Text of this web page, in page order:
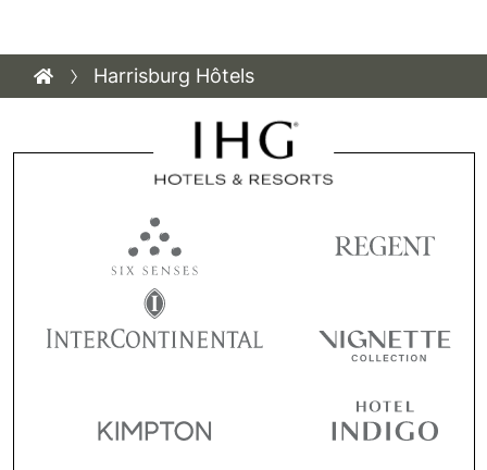
Harrisburg Hôtels